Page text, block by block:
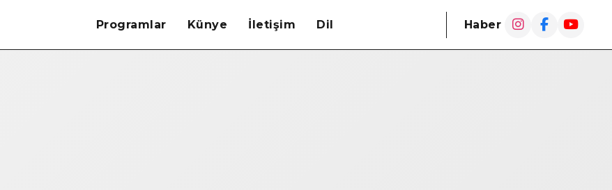
Programlar Künye İletişim Dil Haber